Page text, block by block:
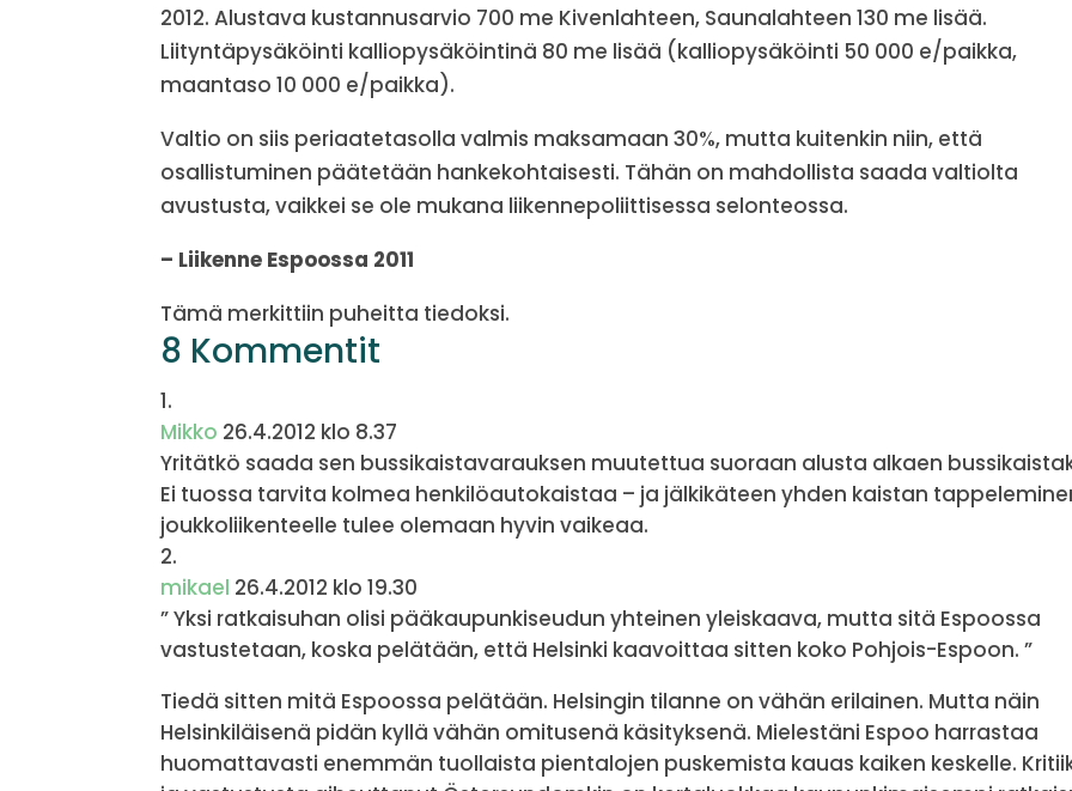
2012. Alustava kustannusarvio 700 me Kivenlahteen, Saunalahteen 130 me lisää.
Liityntäpysäköinti kalliopysäköintinä 80 me lisää (kalliopysäköinti 50 000 e/paikka,
maantaso 10 000 e/paikka).
Valtio on siis periaatetasolla valmis maksamaan 30%, mutta kuitenkin niin, että
osallistuminen päätetään hankekohtaisesti. Tähän on mahdollista saada valtiolta
avustusta, vaikkei se ole mukana liikennepoliittisessa selonteossa.
– Liikenne Espoossa 2011
Tämä merkittiin puheitta tiedoksi.
8 Kommentit
Mikko 26.4.2012 klo 8.37
Yritätkö saada sen bussikaistavarauksen muutettua suoraan alusta alkaen
Ei tuossa tarvita kolmea henkilöautokaistaa – ja jälkikäteen yhden kaistan
joukkoliikenteelle tulee olemaan hyvin vaikeaa.
mikael 26.4.2012 klo 19.30
” Yksi ratkaisuhan olisi pääkaupunkiseudun yhteinen yleiskaava, mutta sitä Espoossa
vastustetaan, koska pelätään, että Helsinki kaavoittaa sitten koko Pohjois-Espoon. ”
Tiedä sitten mitä Espoossa pelätään. Helsingin tilanne on vähän erilainen. Mutta näin
Helsinkiläisenä pidän kyllä vähän omitusenä käsityksenä. Mielestäni Espoo harrastaa
huomattavasti enemmän tuollaista pientalojen puskemista kauas kaiken keskelle.